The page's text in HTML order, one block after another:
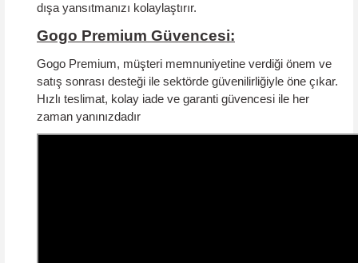
dışa yansıtmanızı kolaylaştırır.
Gogo Premium Güvencesi:
Gogo Premium, müşteri memnuniyetine verdiği önem ve
satış sonrası desteği ile sektörde güvenilirliğiyle öne çıkar.
Hızlı teslimat, kolay iade ve garanti güvencesi ile her
zaman yanınızdadır